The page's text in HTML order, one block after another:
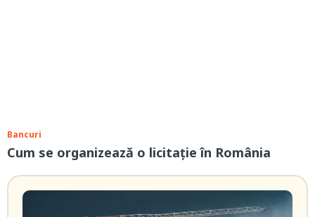
Bancuri
Cum se organizează o licitaţie în România